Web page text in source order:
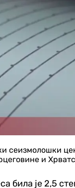
сеизмолошки
и
била је 2,5